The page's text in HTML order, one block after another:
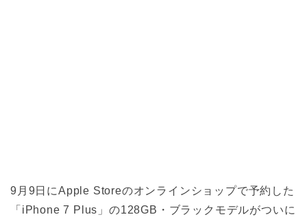
9月9日にApple Storeのオンラインショップで予約した
「iPhone 7 Plus」の128GB・ブラックモデルがついに